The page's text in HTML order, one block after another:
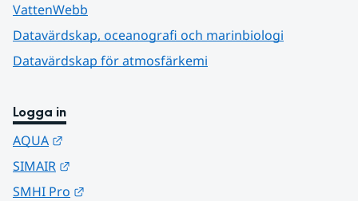
VattenWebb
Datavärdskap, oceanografi och marinbiologi
Datavärdskap för atmosfärkemi
Logga in
AQUA
SIMAIR
SMHI Pro